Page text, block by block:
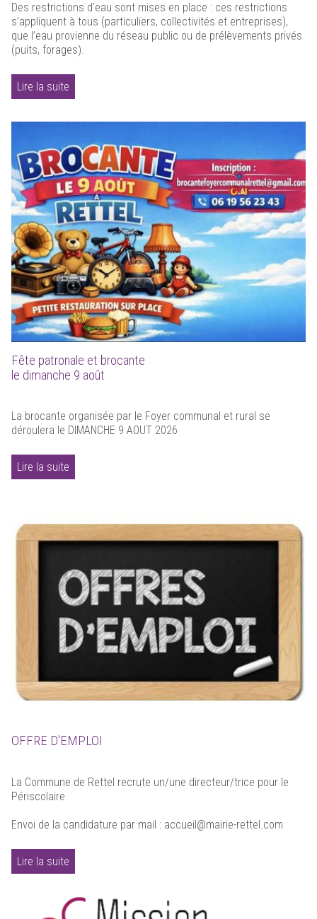
Des restrictions d'eau sont mises en place : ces restrictions
s’appliquent à tous (particuliers, collectivités et entreprises),
que l’eau provienne du réseau public ou de prélèvements privés
(puits, forages).
Lire la suite
Fête patronale et brocante
le dimanche 9 août
La brocante organisée par le Foyer communal et rural se
déroulera le DIMANCHE 9 AOUT 2026
Lire la suite
OFFRE D'EMPLOI
La Commune de Rettel recrute un/une directeur/trice pour le
Périscolaire
Envoi de la candidature par mail : accueil@mairie-rettel.com
Lire la suite